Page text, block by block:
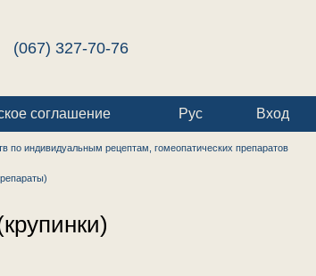
(067) 327-70-76
соглашение Рус Вход
по индивидуальным рецептам, гомеопатических препаратов